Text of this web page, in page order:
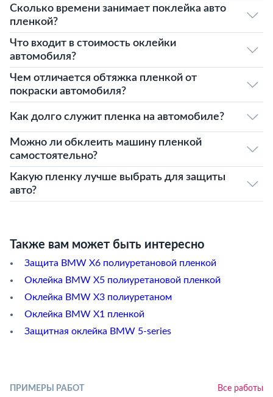
Сколько времени занимает поклейка авто
пленкой?
Что входит в стоимость оклейки
автомобиля?
Чем отличается обтяжка пленкой от
покраски автомобиля?
Как долго служит пленка на автомобиле?
Можно ли обклеить машину пленкой
самостоятельно?
Какую пленку лучше выбрать для защиты
авто?
Также вам может быть интересно
Защита BMW X6 полиуретановой пленкой
Оклейка BMW X5 полиуретановой пленкой
Оклейка BMW X3 полиуретаном
Оклейка BMW X1 пленкой
Защитная оклейка BMW 5-series
ПРИМЕРЫ РАБОТ Все работы